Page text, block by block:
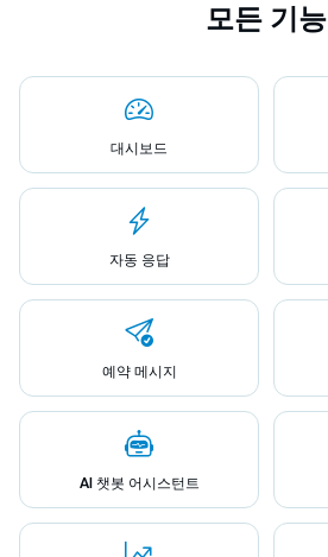
모든 기능
대시보드
자동 응답
예약 메시지
AI 챗봇 어시스턴트